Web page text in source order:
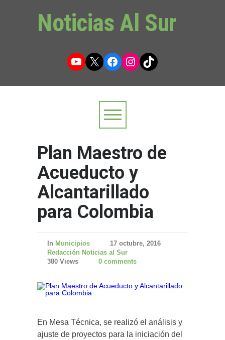
Noticias Al Sur
YouTube
X Facebook
Instagram
TikTok
Plan Maestro de
Acueducto y
Alcantarillado
para Colombia
In Municipios
17 octubre, 2016
Redacción Noticias al Sur
380 Views
0 comments
En Mesa Técnica, se realizó el análisis y
ajuste de proyectos para la iniciación del